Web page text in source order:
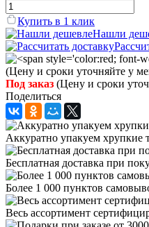
Купить в 1 клик
Нашли
Под заказ (Цену и сроки
Поделиться
Аккуратно упакуем хрупкие
Бесплатная доставка при
Более 1 000 пунктов
Весь ассортимент